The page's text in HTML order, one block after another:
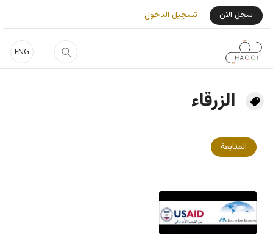
تجاوز إلى المحتوى الرئيسي
ENG
User Login Menu
سجل الان تسجيل الدخول
الزرقاء
المتابعة